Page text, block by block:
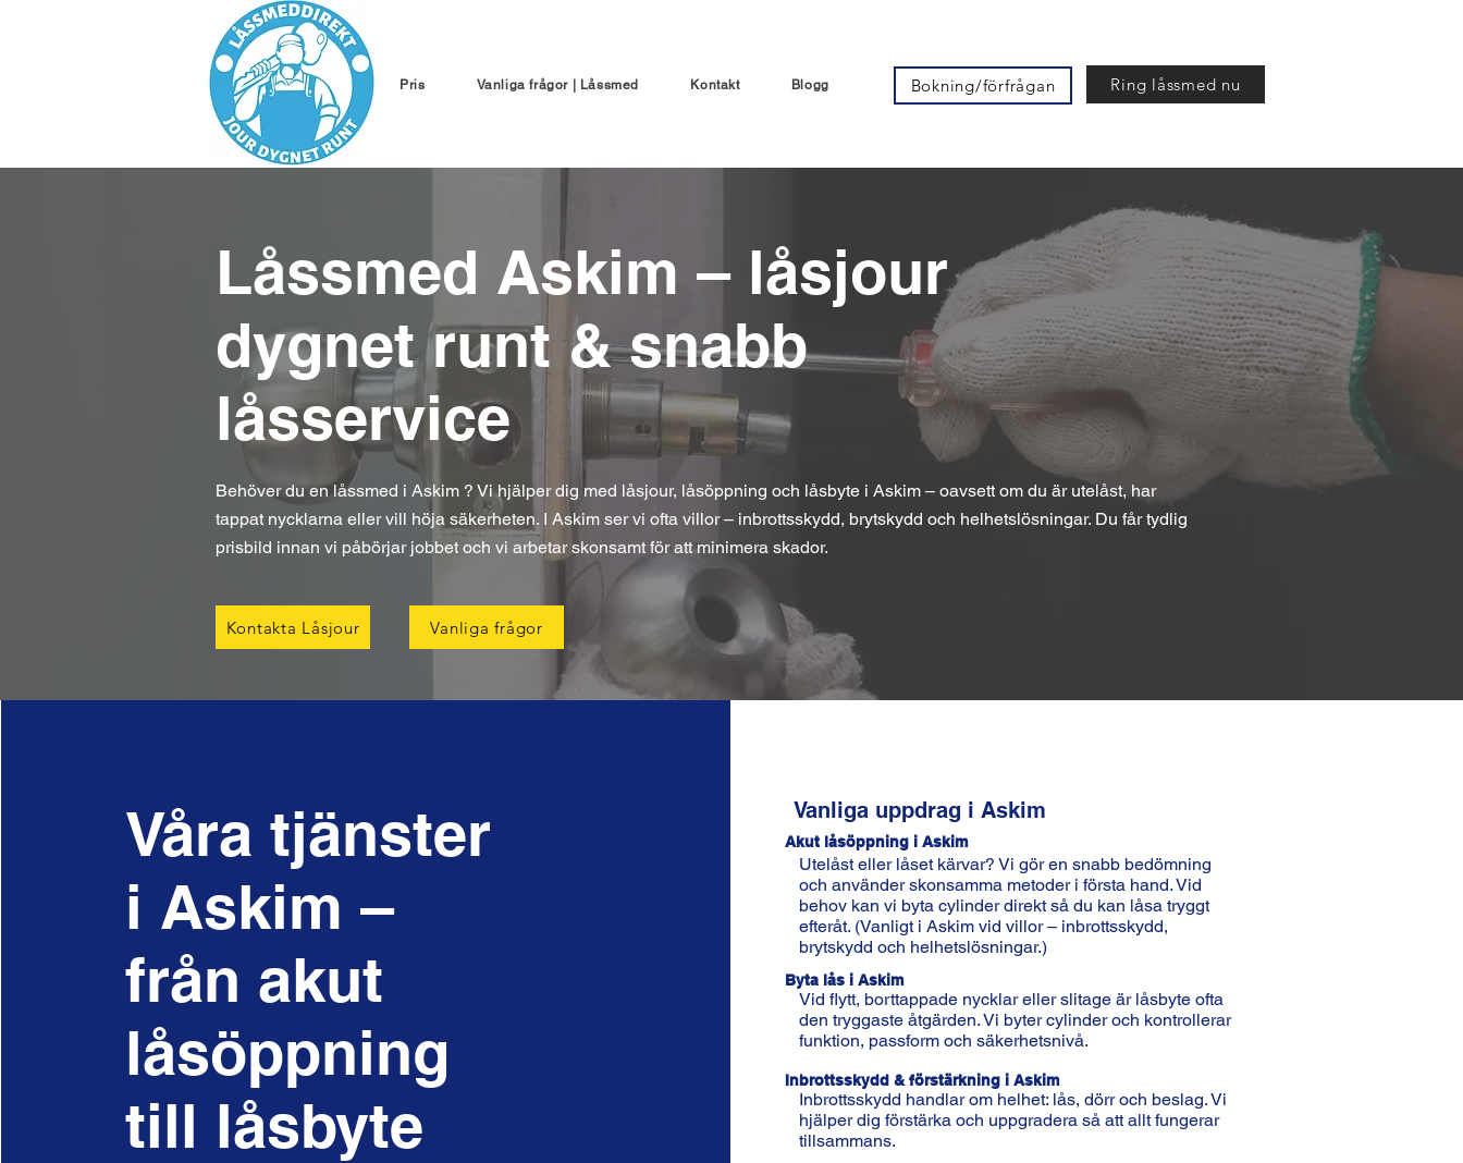
Pris Vanliga frågor | Låssmed Kontakt Blogg Bokning/förfrågan Ring låssmed nu
Låssmed Askim – låsjour
dygnet runt & snabb
låsservice
Behöver du en låssmed i Askim ? Vi hjälper dig med låsjour, låsöppning och låsbyte i Askim – oavsett om du är utelåst, har
tappat nycklarna eller vill höja säkerheten. I Askim ser vi ofta villor – inbrottsskydd, brytskydd och helhetslösningar. Du får tydlig
prisbild innan vi påbörjar jobbet och vi arbetar skonsamt för att minimera skador.
Kontakta Låsjour Vanliga frågor
Våra tjänster
i Askim –
från akut
låsöppning
till låsbyte
Vanliga uppdrag i Askim
Akut låsöppning i Askim
Utelåst eller låset kärvar? Vi gör en snabb bedömning
och använder skonsamma metoder i första hand. Vid
behov kan vi byta cylinder direkt så du kan låsa tryggt
efteråt. (Vanligt i Askim vid villor – inbrottsskydd,
brytskydd och helhetslösningar.)
Byta lås i Askim
Vid flytt, borttappade nycklar eller slitage är låsbyte ofta
den tryggaste åtgärden. Vi byter cylinder och kontrollerar
funktion, passform och säkerhetsnivå.
Inbrottsskydd & förstärkning i Askim
Inbrottsskydd handlar om helhet: lås, dörr och beslag. Vi
hjälper dig förstärka och uppgradera så att allt fungerar
tillsammans.